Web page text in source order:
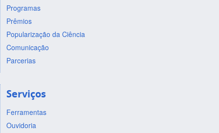
Programas
Prêmios
Popularização da Ciência
Comunicação
Parcerias
Serviços
Ferramentas
Ouvidoria